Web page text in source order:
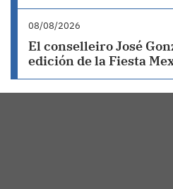
08/08/2026
El conselleiro José
edición de la Fiesta